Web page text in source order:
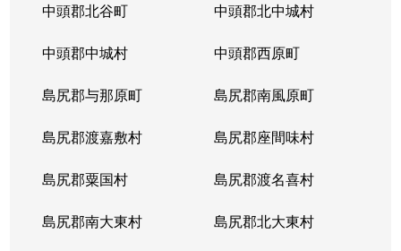
中頭郡北谷町 中頭郡北中城村
中頭郡中城村 中頭郡西原町
島尻郡与那原町 島尻郡南風原町
島尻郡渡嘉敷村 島尻郡座間味村
島尻郡粟国村 島尻郡渡名喜村
島尻郡南大東村 島尻郡北大東村